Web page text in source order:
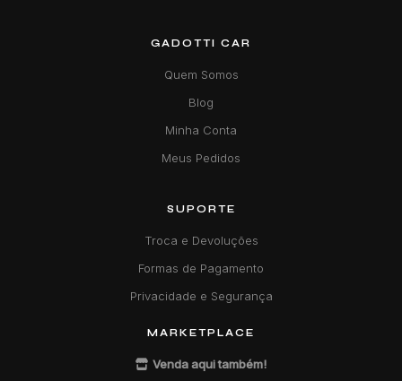
GADOTTI CAR
Quem Somos
Blog
Minha Conta
Meus Pedidos
SUPORTE
Troca e Devoluções
Formas de Pagamento
Privacidade e Segurança
MARKETPLACE
Venda aqui também!